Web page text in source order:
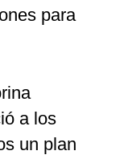
para
a los
un plan